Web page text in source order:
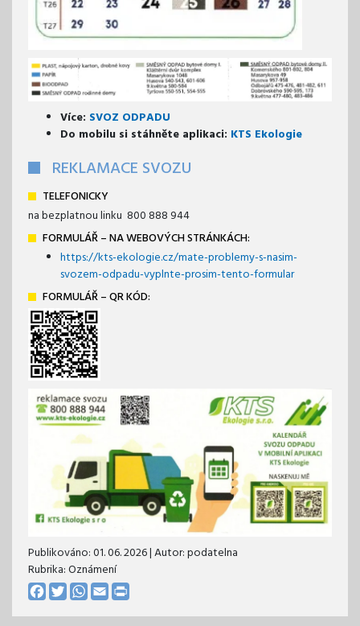
Více: SVOZ ODPADU
Do mobilu si stáhněte aplikaci: KTS Ekologie
REKLAMACE SVOZU
TELEFONICKY
na bezplatnou linku 800 888 944
FORMULÁŘ – NA WEBOVÝCH STRÁNKÁCH:
https://kts-ekologie.cz/mate-problemy-s-nasim-
svozem-odpadu-vyplnte-prosim-tento-formular
FORMULÁŘ – QR KÓD:
Publikováno:01. 06. 2026| Autor:podatelna
Rubrika: Oznámení
Facebook
TwitterWhatsApp
Email